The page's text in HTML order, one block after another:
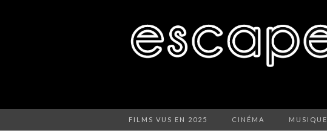
FILMS VUS EN 2025 CINÉMA MUSIQUE